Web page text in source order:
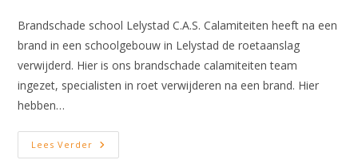
Brandschade school Lelystad C.A.S. Calamiteiten heeft na een
brand in een schoolgebouw in Lelystad de roetaanslag
verwijderd. Hier is ons brandschade calamiteiten team
ingezet, specialisten in roet verwijderen na een brand. Hier
hebben…
Lees Verder Brandschade
School